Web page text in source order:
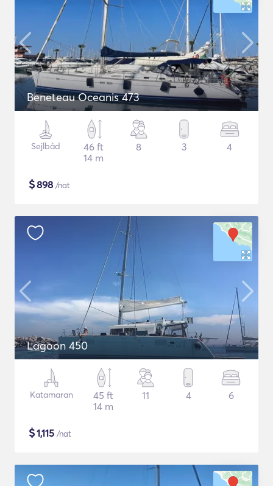
Beneteau Oceanis 473
Sejlbåd
46 ft
14 m
8 3 4
$898 /nat
Lagoon 450
Katamaran
45 ft
14 m
11 4 6
$1,115 /nat